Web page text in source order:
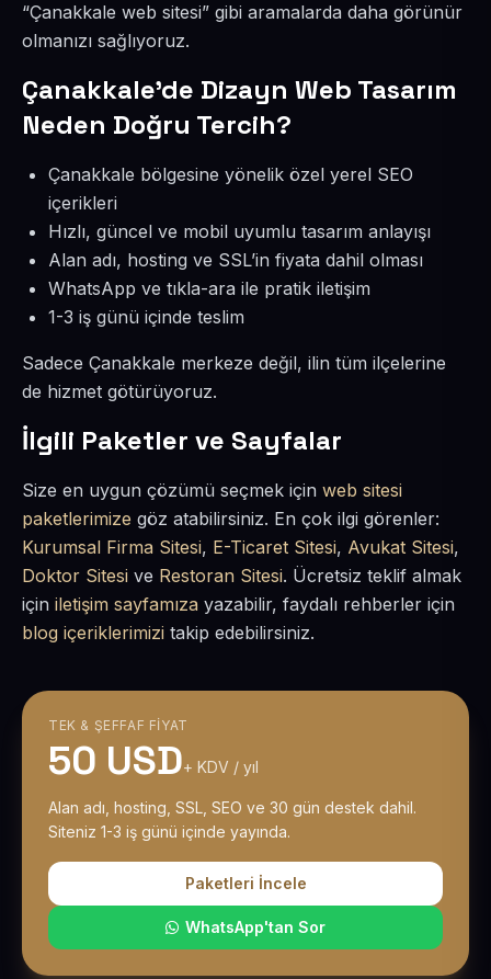
“Çanakkale web sitesi” gibi aramalarda daha görünür
olmanızı sağlıyoruz.
Çanakkale’de Dizayn Web Tasarım
Neden Doğru Tercih?
Çanakkale bölgesine yönelik özel yerel SEO
içerikleri
Hızlı, güncel ve mobil uyumlu tasarım anlayışı
Alan adı, hosting ve SSL’in fiyata dahil olması
WhatsApp ve tıkla-ara ile pratik iletişim
1-3 iş günü içinde teslim
Sadece Çanakkale merkeze değil, ilin tüm ilçelerine
de hizmet götürüyoruz.
İlgili Paketler ve Sayfalar
Size en uygun çözümü seçmek için web sitesi
paketlerimize göz atabilirsiniz. En çok ilgi görenler:
Kurumsal Firma Sitesi, E-Ticaret Sitesi, Avukat Sitesi,
Doktor Sitesi ve Restoran Sitesi. Ücretsiz teklif almak
için iletişim sayfamıza yazabilir, faydalı rehberler için
blog içeriklerimizi takip edebilirsiniz.
TEK & ŞEFFAF FIYAT
50 USD+ KDV / yıl
Alan adı, hosting, SSL, SEO ve 30 gün destek dahil.
Siteniz 1-3 iş günü içinde yayında.
Paketleri İncele
WhatsApp'tan Sor